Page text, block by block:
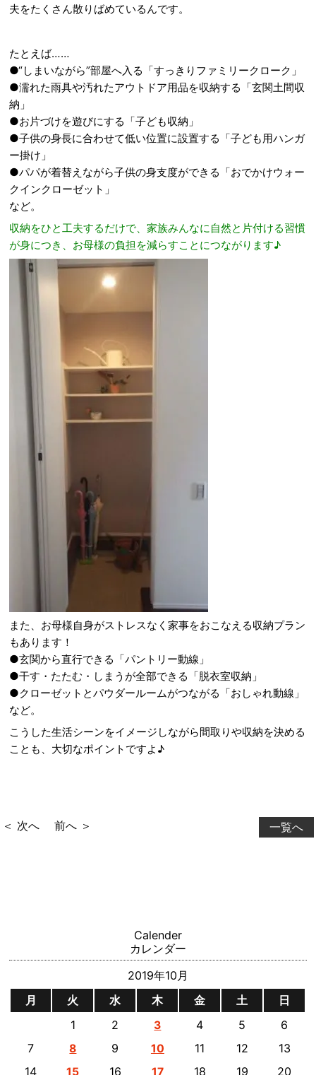
夫をたくさん散りばめているんです。
たとえば……
●“しまいながら”部屋へ入る「すっきりファミリークローク」
●濡れた雨具や汚れたアウトドア用品を収納する「玄関土間収
納」
●お片づけを遊びにする「子ども収納」
●子供の身長に合わせて低い位置に設置する「子ども用ハンガ
ー掛け」
●パパが着替えながら子供の身支度ができる「おでかけウォー
クインクローゼット」
など。
収納をひと工夫するだけで、家族みんなに自然と片付ける習慣
が身につき、お母様の負担を減らすことにつながります♪
また、お母様自身がストレスなく家事をおこなえる収納プラン
もあります！
●玄関から直行できる「パントリー動線」
●干す・たたむ・しまうが全部できる「脱衣室収納」
●クローゼットとパウダールームがつながる「おしゃれ動線」
など。
こうした生活シーンをイメージしながら間取りや収納を決める
ことも、大切なポイントですよ♪
一覧へ
＜ 次へ 前へ ＞
Calender
カレンダー
2019年10月
月
火 水 木 金 土
日
1
2 3 4 5
6
7
8 9 10 11 12
13
14
15 16 17 18 19 20